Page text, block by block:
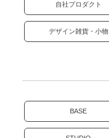
自社プロダクト
デザイン雑貨・小物
BASE